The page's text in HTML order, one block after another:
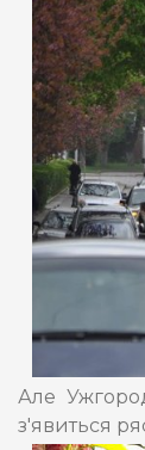
Але
з'явиться